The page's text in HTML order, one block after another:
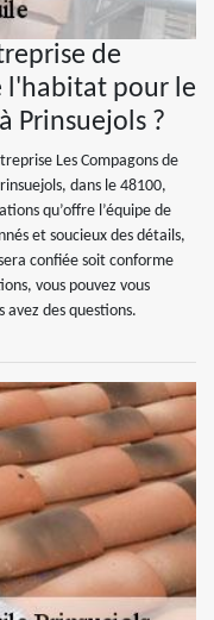
de
l'habitat pour le
Prinsuejols ?
Les Compagons de
dans le 48100,
qu’offre l’équipe de
et soucieux des détails,
confiée soit conforme
vous pouvez vous
des questions.